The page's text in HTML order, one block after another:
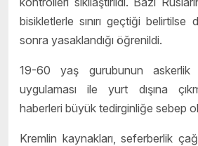
bisikletlerle sınırı geçtiği belirtilse
sonra yasaklandığı öğrenildi.
19-60 yaş gurubunun askerlik
uygulaması ile yurt dışına
haberleri büyük tedirginliğe sebep
Kremlin kaynakları, seferberlik